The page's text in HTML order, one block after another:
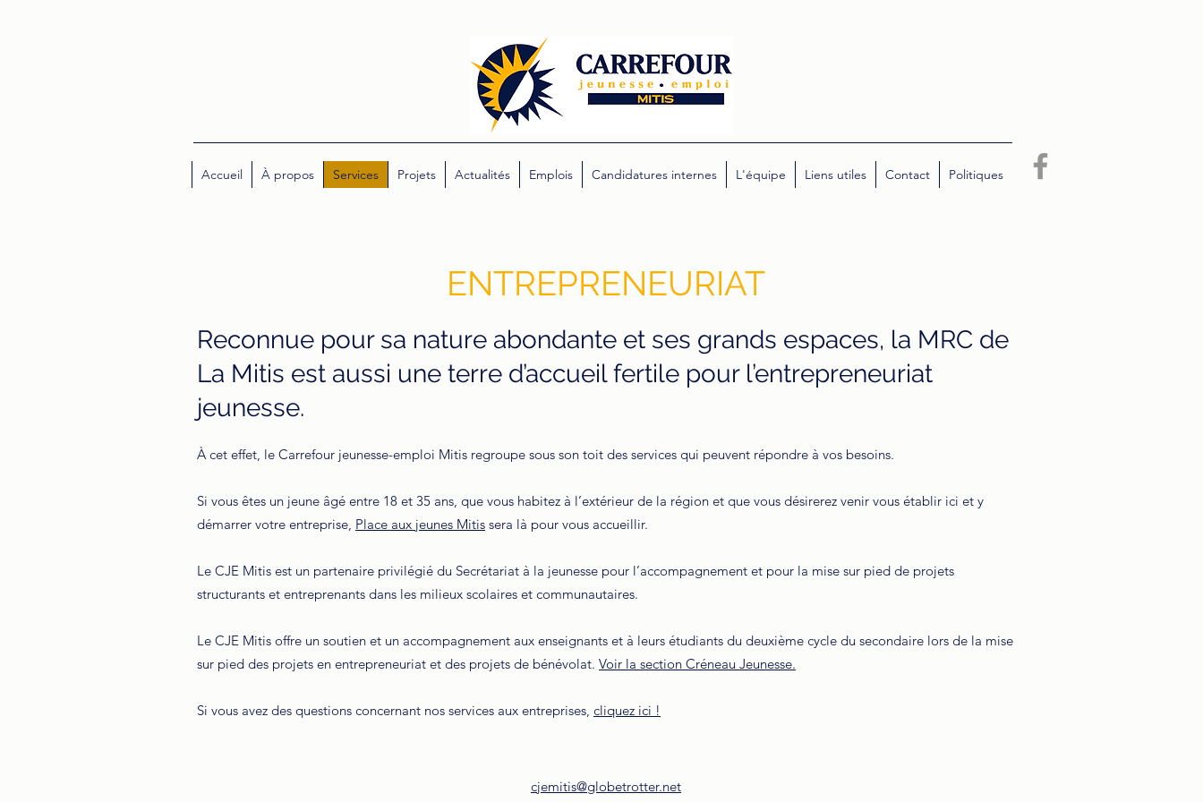
Accueil À propos Services Projets Actualités Emplois Candidatures internes L'équipe Liens utiles Contact Politiques
ENTREPRENEURIAT
Reconnue pour sa nature abondante et ses grands espaces, la MRC de
La Mitis est aussi une terre d’accueil fertile pour l’entrepreneuriat
jeunesse.
À cet effet, le Carrefour jeunesse-emploi Mitis regroupe sous son toit des services qui peuvent répondre à vos besoins.
Si vous êtes un jeune âgé entre 18 et 35 ans, que vous habitez à l’extérieur de la région et que vous désirerez venir vous établir ici et y
démarrer votre entreprise, Place aux jeunes Mitis sera là pour vous accueillir.
Le CJE Mitis est un partenaire privilégié du Secrétariat à la jeunesse pour l’accompagnement et pour la mise sur pied de projets
structurants et entreprenants dans les milieux scolaires et communautaires.
Le CJE Mitis offre un soutien et un accompagnement aux enseignants et à leurs étudiants du deuxième cycle du secondaire lors de la mise
sur pied des projets en entrepreneuriat et des projets de bénévolat. Voir la section Créneau Jeunesse.
Si vous avez des questions concernant nos services aux entreprises, cliquez ici !
cjemitis@globetrotter.net